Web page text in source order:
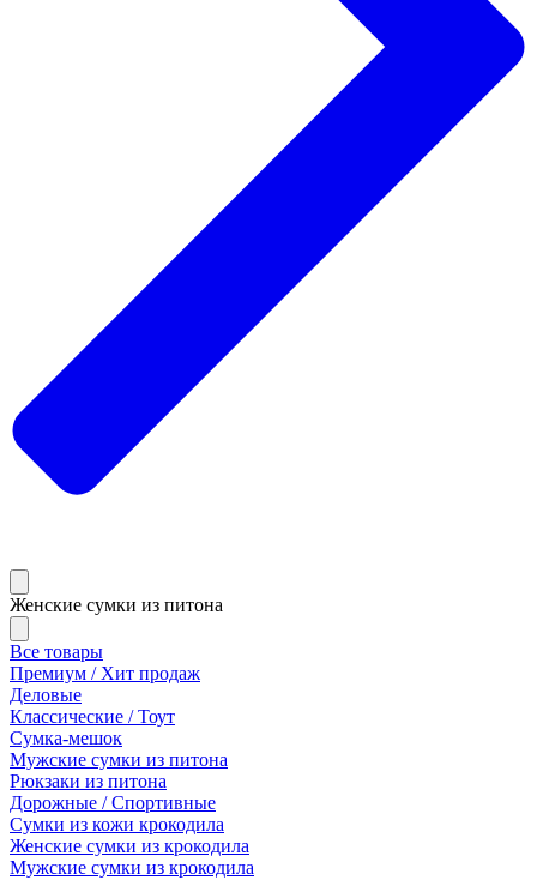
Женские сумки из питона
Все товары
Премиум / Хит продаж
Деловые
Классические / Тоут
Сумка-мешок
Мужские сумки из питона
Рюкзаки из питона
Дорожные / Спортивные
Сумки из кожи крокодила
Женские сумки из крокодила
Мужские сумки из крокодила